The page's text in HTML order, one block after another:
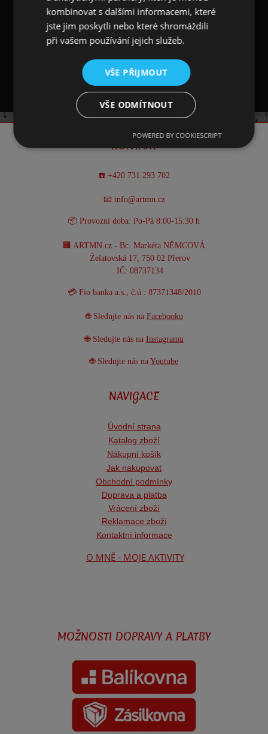
tloušťkou 4 mm. Na spodní straně podtácku je
hnědý korek zabraňující klouzání po povrchu.
zabalené do modré krabičky.
KONTAKT
☎️ +420 731 293 702
📧 info@artmn.cz
📦 Provozní doba: Po-Pá 8:00-15:30 h
🏢 ARTMN.cz - Bc. Markéta NĚMCOVÁ
Želatovská 17, 750 02 Přerov
IČ: 08737134
💳 Fio banka a.s., č.ú.: 87371348/2010
🌐 Sledujte nás na Facebooku
🌐 Sledujte nás na Instagramu
🌐 Sledujte nás na Youtube
NAVIGACE
Úvodní strana
Katalog zboží
Nákupní košík
Jak nakupovat
Obchodní podmínky
Doprava a platba
Vrácení zboží
Reklamace zboží
Kontaktní informace
O MNĚ - MOJE AKTIVITY
MOŽNOSTI DOPRAVY A PLATBY
kombinovat s dalšími informacemi, které
jste jim poskytli nebo které shromáždili
při vašem používání jejich služeb.
VŠE PŘIJMOUT
VŠE ODMÍTNOUT
POWERED BY COOKIESCRIPT